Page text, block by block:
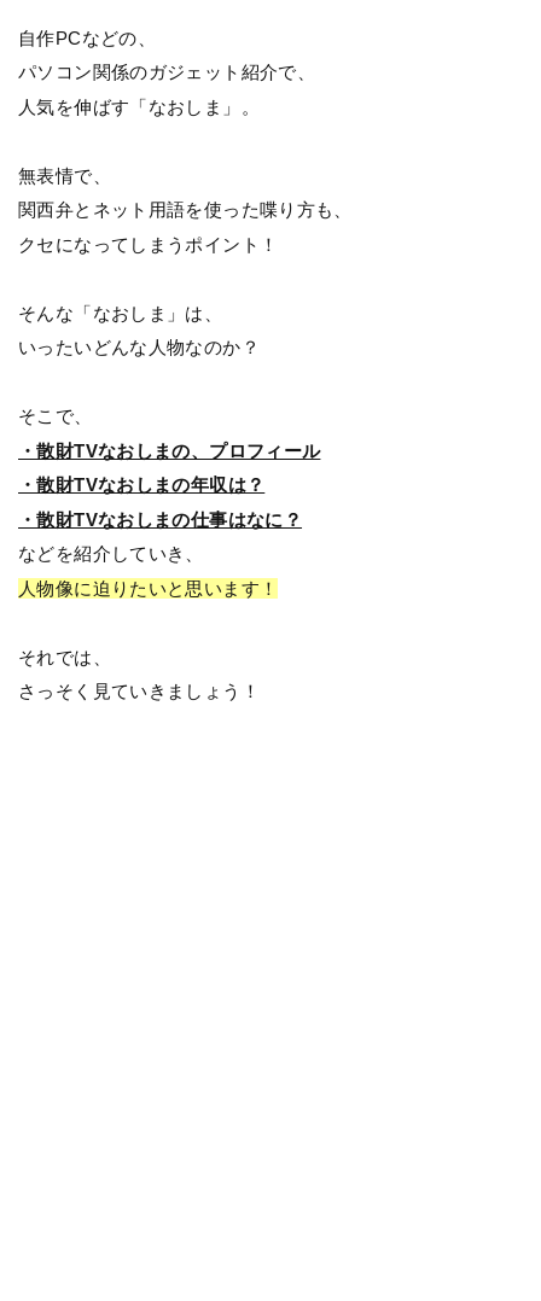
自作PCなどの、
パソコン関係のガジェット紹介で、
人気を伸ばす「なおしま」。
無表情で、
関西弁とネット用語を使った喋り方も、
クセになってしまうポイント！
そんな「なおしま」は、
いったいどんな人物なのか？
そこで、
・散財TVなおしまの、プロフィール
・散財TVなおしまの年収は？
・散財TVなおしまの仕事はなに？
などを紹介していき、
人物像に迫りたいと思います！
それでは、
さっそく見ていきましょう！